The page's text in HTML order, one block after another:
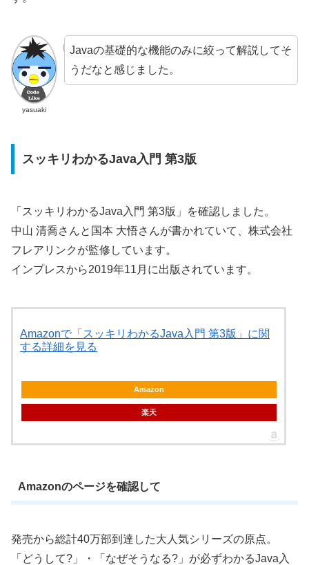
yasuaki
Javaの基礎的な機能のみに絞って解説してそ
うだなと感じました。
スッキリわかるJava入門 第3版
「スッキリわかるJava入門 第3版」を確認しました。
中山 清喬さんと国本 大悟さんが書かれていて、株式会社
フレアリンクが監修しています。
インプレスから2019年11月に出版されています。
Amazonで「スッキリわかるJava入門 第3版」に関
する詳細を見る
Amazon
楽天
Amazonのページを確認して
発売から総計40万部到達した大人気シリーズの原点。
「どうして?」・「なぜそうなる?」が必ずわかるJava入